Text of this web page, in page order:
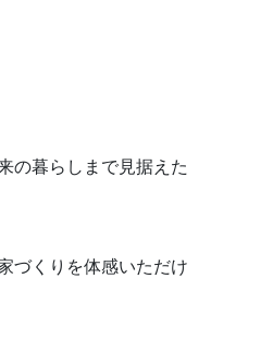
の暮らしまで見据えた
づくりを体感いただけ